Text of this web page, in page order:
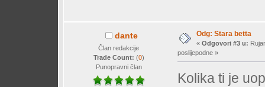
dante
Član redakcije
Trade Count: (0)
Punopravni član
Odg: Stara betta
« Odgovori #3 u:
poslijepodne »
Kolika ti je